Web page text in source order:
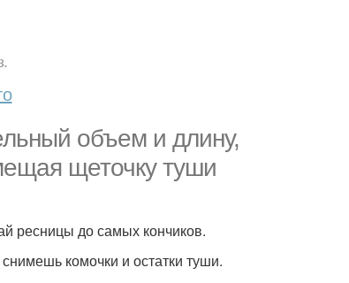
объем и длину,
щеточку туши
ресницы до самых кончиков.
комочки и остатки туши.